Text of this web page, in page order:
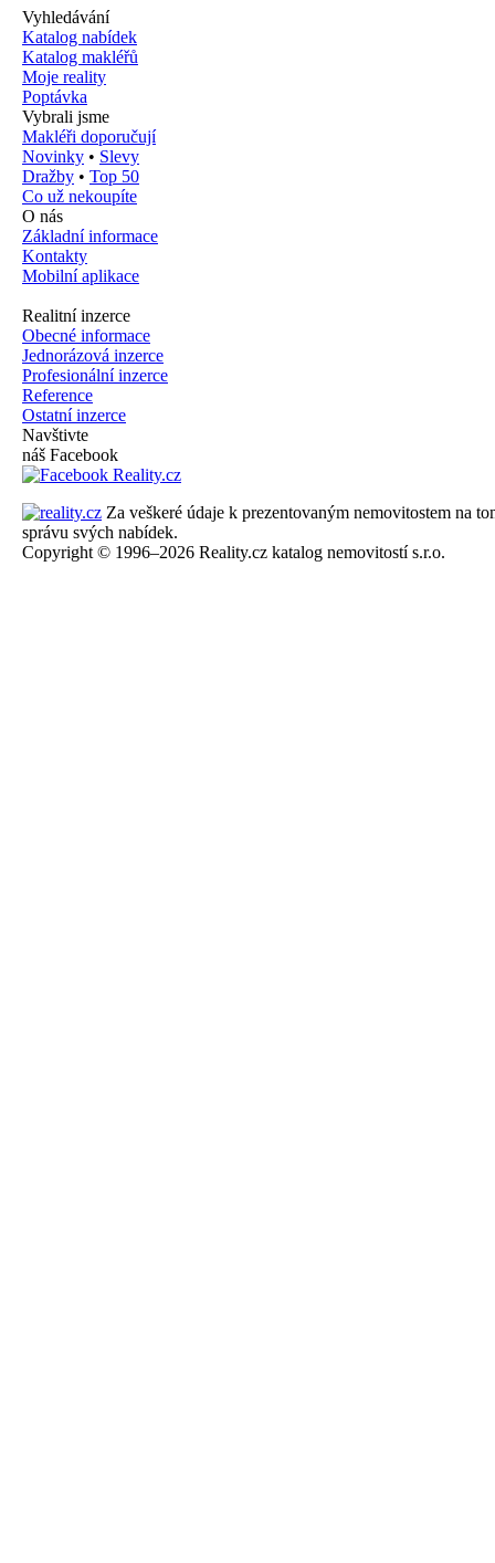
Vyhledávání
Katalog nabídek
Katalog makléřů
Moje reality
Poptávka
Vybrali jsme
Makléři doporučují
Novinky • Slevy
Dražby • Top 50
Co už nekoupíte
O nás
Základní informace
Kontakty
Mobilní aplikace
Realitní inzerce
Obecné informace
Jednorázová inzerce
Profesionální inzerce
Reference
Ostatní inzerce
Navštivte
náš Facebook
Za veškeré údaje k prezentovaným nemovitostem na
správu svých nabídek.
Copyright © 1996–2026 Reality.cz katalog nemovitostí s.r.o.